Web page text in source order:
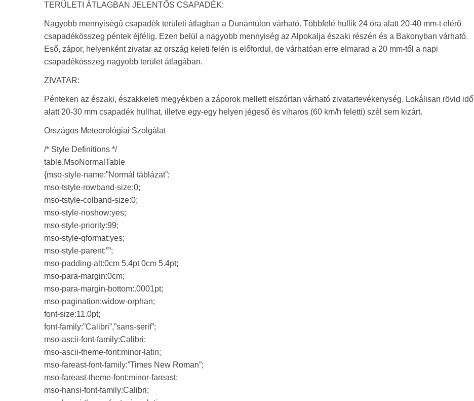
TERÜLETI ÁTLAGBAN JELENTŐS CSAPADÉK:
Nagyobb mennyiségű csapadék területi átlagban a Dunántúlon várható. Többfelé hullik 24 óra alatt 20-40 mm-t elérő
csapadékösszeg péntek éjfélig. Ezen belül a nagyobb mennyiség az Alpokalja északi részén és a Bakonyban várható.
Eső, zápor, helyenként zivatar az ország keleti felén is előfordul, de várhatóan erre elmarad a 20 mm-től a napi
csapadékösszeg nagyobb terület átlagában.
ZIVATAR:
Pénteken az északi, északkeleti megyékben a záporok mellett elszórtan várható zivatartevékenység. Lokálisan rövid idő
alatt 20-30 mm csapadék hullhat, illetve egy-egy helyen jégeső és viharos (60 km/h feletti) szél sem kizárt.
Országos Meteorológiai Szolgálat
/* Style Definitions */
table.MsoNormalTable
{mso-style-name:”Normál táblázat”;
mso-tstyle-rowband-size:0;
mso-tstyle-colband-size:0;
mso-style-noshow:yes;
mso-style-priority:99;
mso-style-qformat:yes;
mso-style-parent:””;
mso-padding-alt:0cm 5.4pt 0cm 5.4pt;
mso-para-margin:0cm;
mso-para-margin-bottom:.0001pt;
mso-pagination:widow-orphan;
font-size:11.0pt;
font-family:”Calibri”,”sans-serif”;
mso-ascii-font-family:Calibri;
mso-ascii-theme-font:minor-latin;
mso-fareast-font-family:”Times New Roman”;
mso-fareast-theme-font:minor-fareast;
mso-hansi-font-family:Calibri;